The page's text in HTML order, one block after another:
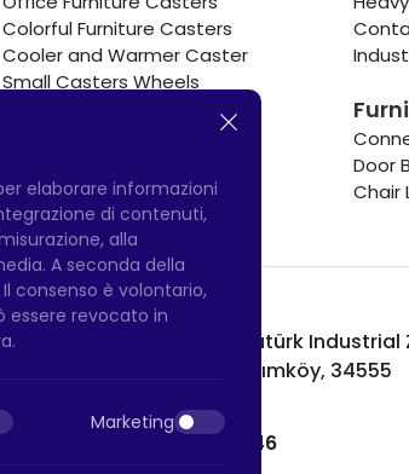
Colorful Furniture Casters
Cooler and Warmer Caster
Small Casters Wheels
Hotel Equipment Casters
Door
Chair
Fabbrica di Hadımköy:
Atatürk Industrial
Uzunçayır Street, No:11 Hadımköy, 34555
Telefono:
+90 212 640 66 46
elaborare informazioni
di contenuti,
alla
A seconda della
consenso è volontario,
essere revocato in
Marketing